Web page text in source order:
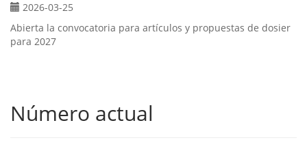
2026-03-25
Abierta la convocatoria para artículos y propuestas de dosier
para 2027
Número actual